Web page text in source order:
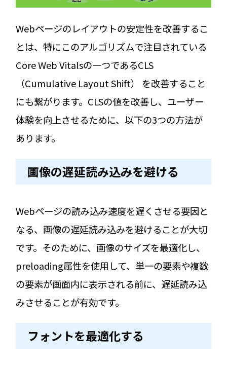
Webページのレイアウトの安定性を改善するこ
とは、特にこのアルゴリズムで注目されている
Core Web Vitalsの一つであるCLS
（Cumulative Layout Shift） を改善すること
にも繋がります。CLSの値を改善し、ユーザー
体験を向上させるために、以下の3つの方法が
あります。
画像の遅延読み込みを避ける
Webページの読み込み速度を遅くさせる要因と
なる、画像の遅延読み込みを避けることが大切
です。そのために、画像のサイズを最適化し、
preloading属性を使用して、単一の要素や複数
の要素が画面内に表示される前に、遅延読み込
みさせることが有効です。
フォントを最適化する